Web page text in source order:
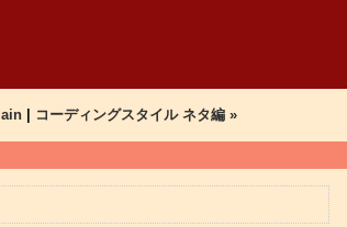
コーディングスタイル ネタ編 »